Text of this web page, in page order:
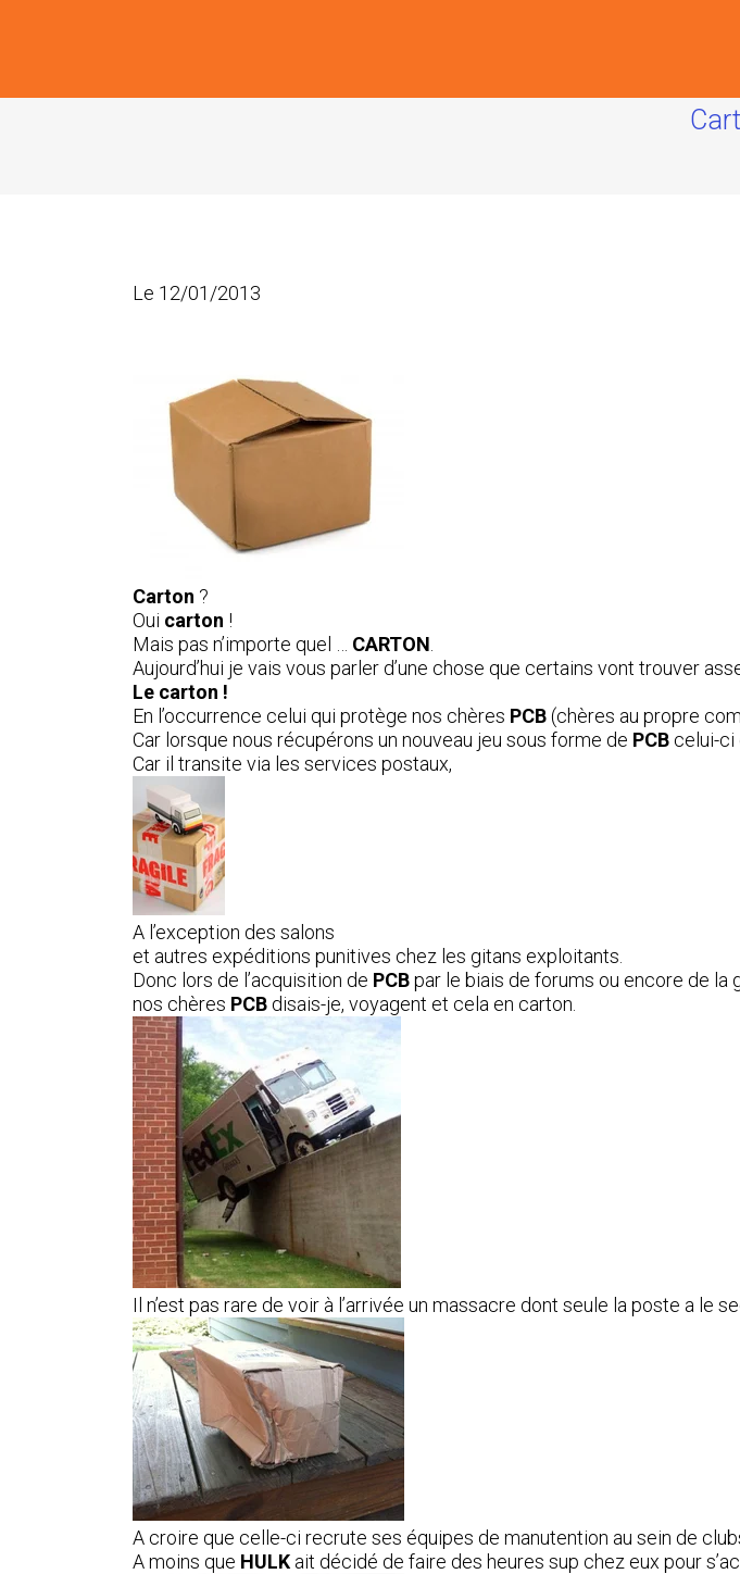
Le 12/01/2013
Carton ?
Oui carton !
Mais pas n’importe quel … CARTON
Aujourd’hui je vais vous parler d’une chose que certains vont trouver
Le carton !
En l’occurrence celui qui protège nos chères PCB(chères au propre
Car lorsque nous récupérons un nouveau jeu sous forme de PCB celui-ci
Car il transite via les services postaux,
A l’exception des salons
et autres expéditions punitives chez les gitans exploitants.
Donc lors de l’acquisition de PCBpar le biais de forums ou encore de la
nos chères PCB disais-je, voyagent et cela en carton.
Il n’est pas rare de voir à l’arrivée un massacre dont seule la poste a le
A croire que celle-ci recrute ses équipes de manutention au sein de
A moins que HULK ait décidé de faire des heures sup chez eux pour